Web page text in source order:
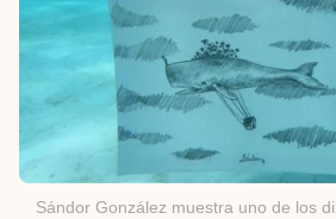
Sándor González muestra uno de los